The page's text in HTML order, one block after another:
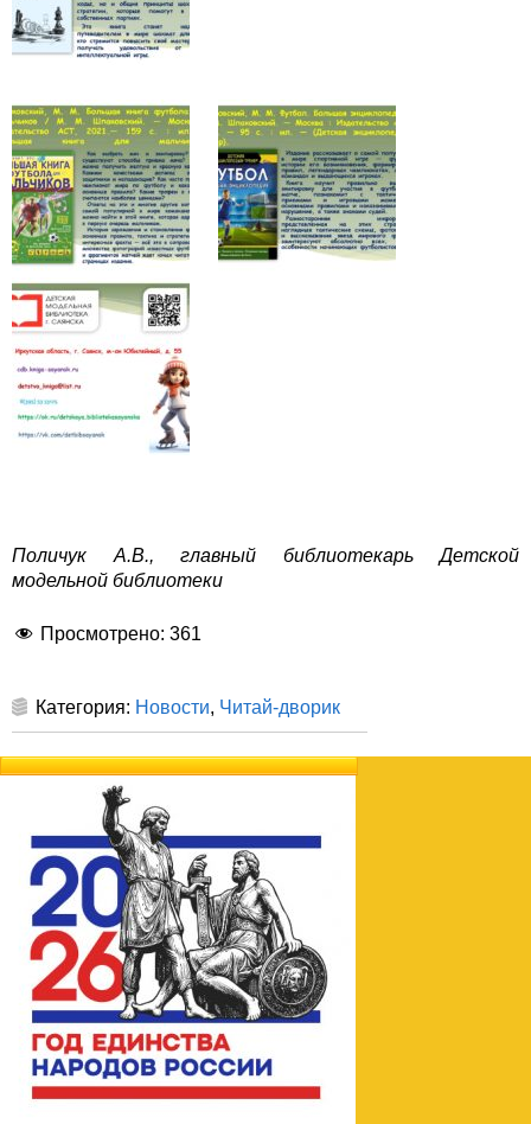
Поличук А.В., главный библиотекарь Детской
модельной библиотеки
Просмотрено: 361
Категория: Новости, Читай-дворик